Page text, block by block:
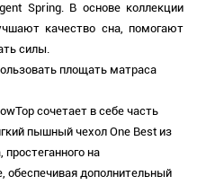
Spring. В основе коллекции
качество сна, помогают
силы.
площать матраса
сочетает в себе часть
пышный чехол One Best из
на
обеспечивая дополнительный